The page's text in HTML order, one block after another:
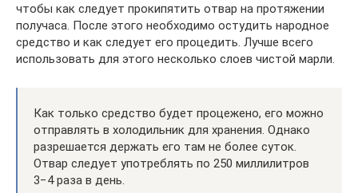
чтобы как следует прокипятить отвар на протяжении
получаса. После этого необходимо остудить народное
средство и как следует его процедить. Лучше всего
использовать для этого несколько слоев чистой марли.
Как только средство будет процежено, его можно
отправлять в холодильник для хранения. Однако
разрешается держать его там не более суток.
Отвар следует употреблять по 250 миллилитров
3−4 раза в день.